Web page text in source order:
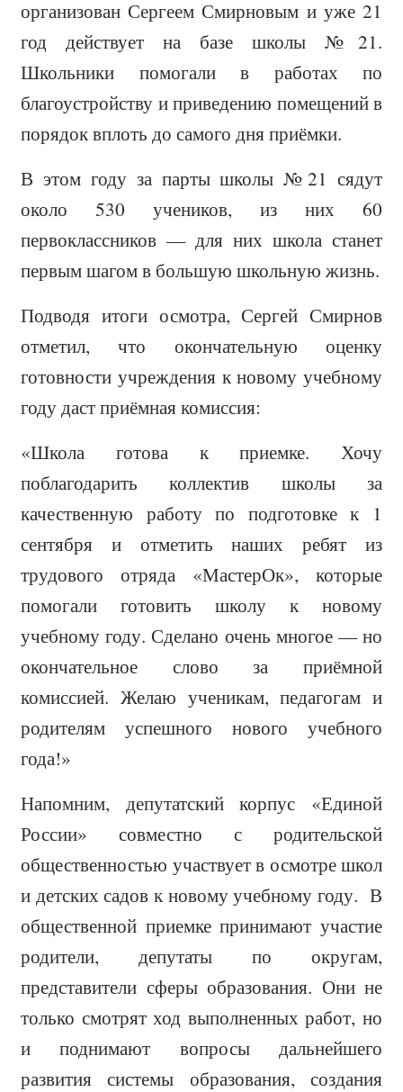
организован Сергеем Смирновым и уже 21
год действует на базе школы №21.
Школьники помогали в работах по
благоустройству и приведению помещений в
порядок вплоть до самого дня приёмки.
В этом году за парты школы №21 сядут
около 530 учеников, из них 60
первоклассников — для них школа станет
первым шагом в большую школьную жизнь.
Подводя итоги осмотра, Сергей Смирнов
отметил, что окончательную оценку
готовности учреждения к новому учебному
году даст приёмная комиссия:
«Школа готова к приемке. Хочу
поблагодарить коллектив школы за
качественную работу по подготовке к 1
сентября и отметить наших ребят из
трудового отряда «МастерОк», которые
помогали готовить школу к новому
учебному году. Сделано очень многое — но
окончательное слово за приёмной
комиссией. Желаю ученикам, педагогам и
родителям успешного нового учебного
года!»
Напомним, депутатский корпус «Единой
России» совместно с родительской
общественностью участвует в осмотре школ
и детских садов к новому учебному году. В
общественной приемке принимают участие
родители, депутаты по округам,
представители сферы образования. Они не
только смотрят ход выполненных работ, но
и поднимают вопросы дальнейшего
развития системы образования, создания